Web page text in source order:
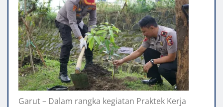
Garut – Dalam rangka kegiatan Praktek Kerja